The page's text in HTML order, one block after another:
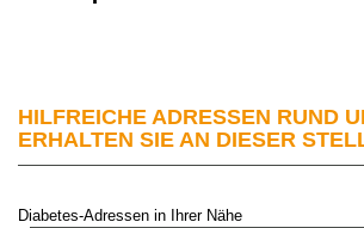
HILFREICHE ADRESSEN RUND
ERHALTEN SIE AN DIESER
Diabetes-Adressen in Ihrer Nähe